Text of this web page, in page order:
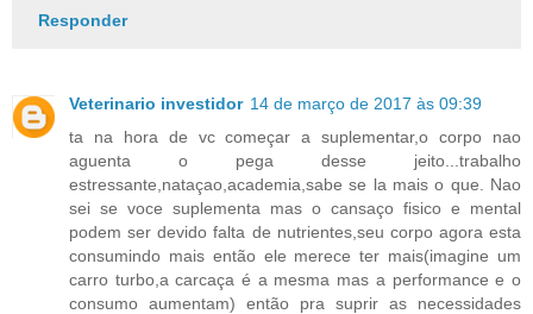
Responder
Veterinario investidor 14 de março de 2017 às 09:39
ta na hora de vc começar a suplementar,o corpo nao
aguenta o pega desse jeito...trabalho
estressante,nataçao,academia,sabe se la mais o que. Nao
sei se voce suplementa mas o cansaço fisico e mental
podem ser devido falta de nutrientes,seu corpo agora esta
consumindo mais então ele merece ter mais(imagine um
carro turbo,a carcaça é a mesma mas a performance e o
consumo aumentam) então pra suprir as necessidades